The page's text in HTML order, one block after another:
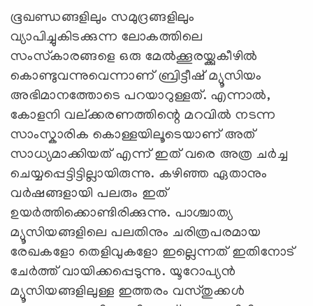
ഭൂഖണ്ഡങ്ങളിലും സമുദ്രങ്ങളിലും
വ്യാപിച്ചുകിടക്കുന്ന ലോകത്തിലെ
സംസ്‌കാരങ്ങളെ ഒരു മേൽക്കൂരയ്ക്കുകീഴിൽ
കൊണ്ടുവന്നുവെന്നാണ് ബ്രിട്ടീഷ് മ്യൂസിയം
അഭിമാനത്തോടെ പറയാറുള്ളത്. എന്നാല്‍,
കോളനി വല്ക്കരണത്തിന്റെ മറവില്‍ നടന്ന
സാംസ്കാരിക കൊള്ളയിലൂടെയാണ് അത്
സാധ്യമാക്കിയത് എന്ന് ഇത് വരെ അത്ര ചര്‍ച്ച
ചെയ്യപ്പെട്ടിട്ടില്ലായിരുന്നു. കഴിഞ്ഞ ഏതാനും
വർഷങ്ങളായി പലരും ഇത്
ഉയര്‍ത്തിക്കൊണ്ടിരിക്കുന്നു. പാശ്ചാത്യ
മ്യൂസിയങ്ങളിലെ പലതിനും ചരിത്രപരമായ
രേഖകളോ തെളിവുകളോ ഇല്ലെന്നത് ഇതിനോട്
ചേര്‍ത്ത് വായിക്കപ്പെടുന്നു. യൂറോപ്യൻ
മ്യൂസിയങ്ങളിലുള്ള ഇത്തരം വസ്തുക്കൾ